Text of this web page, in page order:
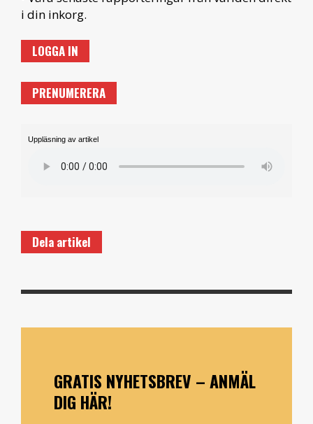
i din inkorg.
LOGGA IN
PRENUMERERA
Uppläsning av artikel
Dela artikel
GRATIS NYHETSBREV – ANMÄL
DIG HÄR!